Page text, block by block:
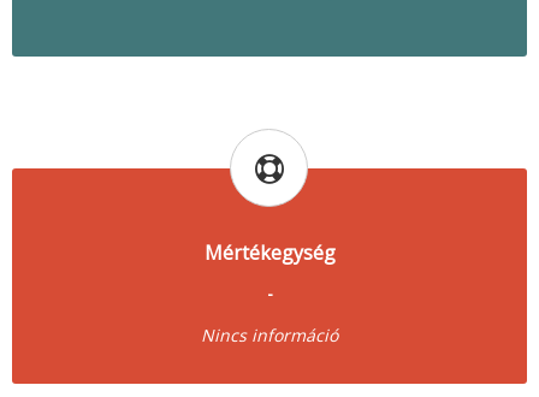
Mértékegység
-
Nincs információ